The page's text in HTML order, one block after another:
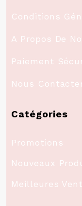
Conditions
A Propos De
Paiement
Nous
Catégories
Promotions
Nouveaux
Meilleures